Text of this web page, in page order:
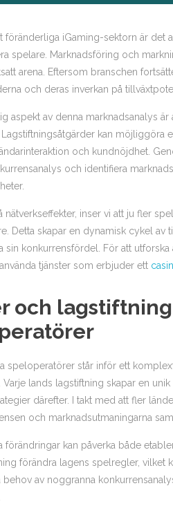
föränderliga iGaming-sektorn är
spelare. Marknadsföring och
arena. Eftersom branschen
och deras inverkan på
aspekt av denna marknadsanalys
kan möjliggöra
och kundnöjdhet.
och identifiera
nätverkseffekter, inser vi att ju fler
Detta skapar en dynamisk cykel
sin konkurrensfördel. För att
tjänster som erbjuder ett
och
speloperatörer står inför ett
Varje lands lagstiftning skapar en
därefter. I takt med att fler
och marknadsutmaningarna
förändringar kan påverka både
förändra lagens spelregler, vilket
behov av noggranna